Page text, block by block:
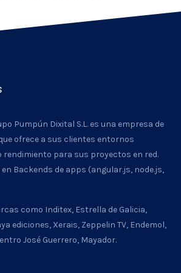
Pumpún Dixital S.L. es una empresa de
ofrece a sus clientes entornos
rendimiento para sus proyectos en red.
Backends de apps (angular.js, node.js,
como Inditex, Estrella de Galicia,
ediciones, Xerais, Zeppelin TV, Endemol,
José Guerrero, Mayador.